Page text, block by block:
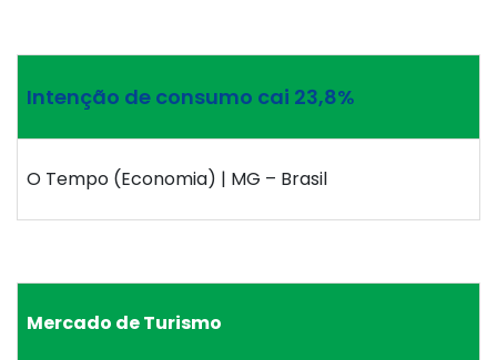
Intenção de consumo cai 23,8%
O Tempo (Economia) | MG – Brasil
Mercado de Turismo